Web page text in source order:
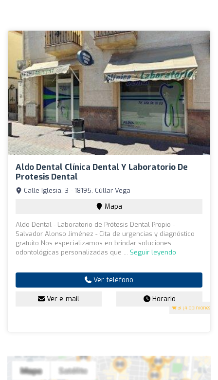
Aldo Dental Clínica Dental Y Laboratorio De
Protesis Dental
3 (4 opiniones)
Calle Iglesia, 3 - 18195, Cúllar Vega
Mapa
Aldo Dental - Laboratorio de Prótesis Dental Propio -
Salvador Alonso Jiménez - Cita de urgencias y diagnóstico
gratuito Nos especializamos en brindar soluciones
odontológicas personalizadas que ... Seguir leyendo
Ver teléfono
Ver e-mail Horario